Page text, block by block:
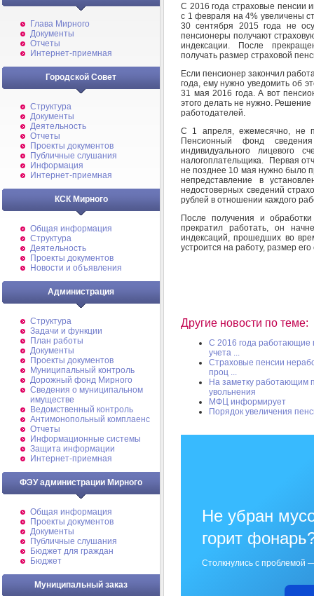
Глава Мирного
Документы
Отчеты
Интернет-приемная
Городской Совет
Структура
Документы
Деятельность
Отчеты
Проекты документов
Публичные слушания
Информация
Интернет-приемная
КСК Мирного
Общая информация
Структура
Деятельность
Проекты документов
Новости и объявления
Администрация
Структура
Задачи и функции
План работы
Документы
Проекты документов
Муниципальный контроль
Дорожный фонд Мирного
Cведения о муниципальном
имуществе
Ведомственный контроль
Антимонопольный комплаенс
Отчеты
Информационные системы
Защита информации
Интернет-приемная
ФЭУ администрации Мирного
Общая информация
Проекты документов
Документы
Публичные слушания
Бюджет для граждан
Бюджет
Муниципальный заказ
С 2016 года страховые пенсии
с 1 февраля на 4% увеличены
30 сентября 2015 года не
пенсионеры получают
индексации. После
получать размер страховой
Если пенсионер закончил
года, ему нужно уведомить об
31 мая 2016 года. А вот
этого делать не нужно.
работодателей.
С 1 апреля, ежемесячно, не
Пенсионный фонд
индивидуального лицевого
налогоплательщика. Первая
не позднее 10 мая нужно было
непредставление в
недостоверных сведений
рублей в отношении каждого
После получения и
прекратил работать, он
индексаций, прошедших во
устроится на работу, размер
Другие новости по теме:
С 2016 года работающие
учета ...
Страховые пенсии
проц ...
На заметку работающим
увольнения
МФЦ информирует
Порядок увеличения
Не убран
горит
Столкнулись с проблемой